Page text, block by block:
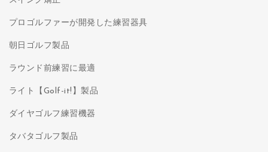
プロゴルファーが開発した練習器具
朝日ゴルフ製品
ラウンド前練習に最適
ライト【Golf-it!】製品
ダイヤゴルフ練習機器
タバタゴルフ製品